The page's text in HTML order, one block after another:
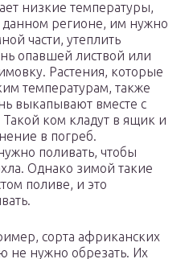
низкие температуры,
регионе, им нужно
части, утеплить
опавшей листвой или
Растения, которые
температурам, также
выкапывают вместе с
ком кладут в ящик и
в погреб.
поливать, чтобы
Однако зимой такие
поливе, и это
сорта африканских
не нужно обрезать. Их